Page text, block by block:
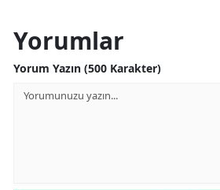
Yorumlar
Yorum Yazın (500 Karakter)